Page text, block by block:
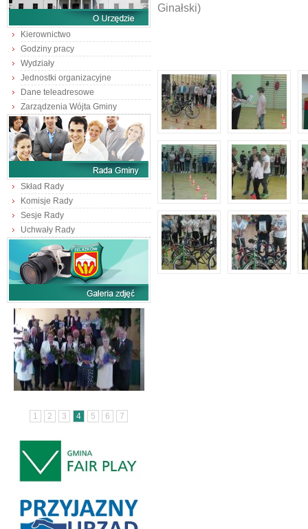
Kierownictwo
Godziny pracy
Wydziały
Jednostki organizacyjne
Dane teleadresowe
Zarządzenia Wójta Gminy
Skład Rady
Komisje Rady
Sesje Rady
Uchwały Rady
1 2 3 4 5 6 7
Ginałski)